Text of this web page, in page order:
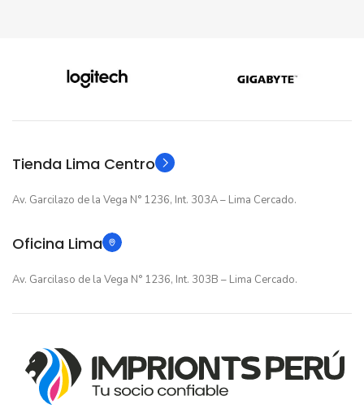
Tienda Lima Centro
Av. Garcilazo de la Vega N° 1236, Int. 303A – Lima Cercado.
Oficina Lima
Av. Garcilaso de la Vega N° 1236, Int. 303B – Lima Cercado.